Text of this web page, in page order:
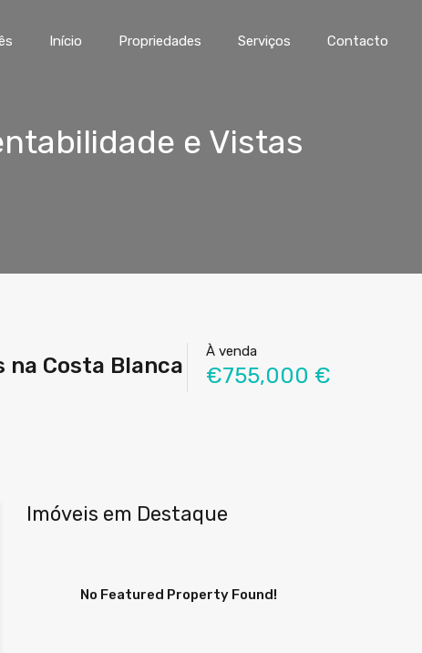
Início Propriedades Serviços Contacto
e Vistas
Costa Blanca
À venda
€755,000 €
Imóveis em Destaque
No Featured Property Found!